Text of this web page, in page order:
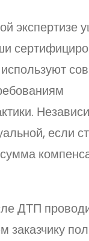
экспертизе
если
ДТП
заказчику